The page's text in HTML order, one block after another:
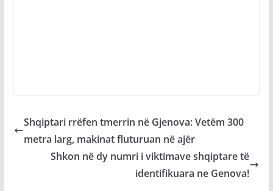
Shqiptari rrëfen tmerrin në Gjenova: Vetëm 300
metra larg, makinat fluturuan në ajër
Shkon në dy numri i viktimave shqiptare të
identifikuara ne Genova!